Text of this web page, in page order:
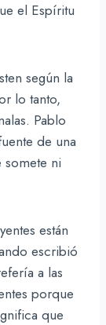
el Espíritu
según la
lo tanto,
Pablo
de una
somete ni
están
escribió
a las
porque
que